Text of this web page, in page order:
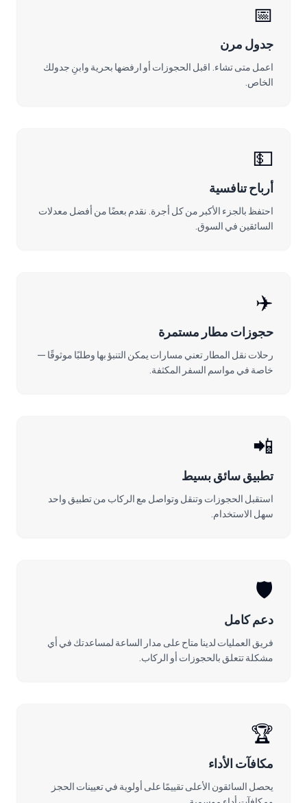
📅
جدول مرن
اعمل متى تشاء. اقبل الحجوزات أو ارفضها بحرية وابنِ جدولك
الخاص.
💵
أرباح تنافسية
احتفظ بالجزء الأكبر من كل أجرة. نقدم بعضًا من أفضل معدلات
السائقين في السوق.
✈️
حجوزات مطار مستمرة
رحلات نقل المطار تعني مسارات يمكن التنبؤ بها وطلبًا موثوقًا —
خاصة في مواسم السفر المكثفة.
📲
تطبيق سائق بسيط
استقبل الحجوزات وتنقل وتواصل مع الركاب من تطبيق واحد
سهل الاستخدام.
🛡️
دعم كامل
فريق العمليات لدينا متاح على مدار الساعة لمساعدتك في أي
مشكلة تتعلق بالحجوزات أو الركاب.
🏆
مكافآت الأداء
يحصل السائقون الأعلى تقييمًا على أولوية في تعيينات الحجز